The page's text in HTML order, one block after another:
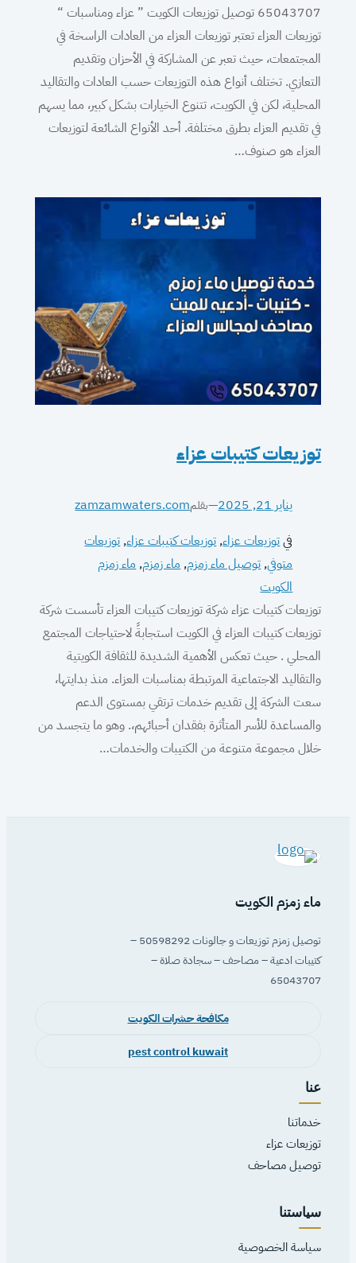
65043707 توصيل توزيعات الكويت ” عزاء ومناسبات “
توزيعات العزاء تعتبر توزيعات العزاء من العادات الراسخة في
المجتمعات، حيث تعبر عن المشاركة في الأحزان وتقديم
التعازي. تختلف أنواع هذه التوزيعات حسب العادات والتقاليد
المحلية، لكن في الكويت، تتنوع الخيارات بشكل كبير، مما يسهم
في تقديم العزاء بطرق مختلفة. أحد الأنواع الشائعة لتوزيعات
العزاء هو صنوف…
توزيعات كتيبات عزاء
يناير 21, 2025 —بقلمzamzamwaters.com
فيتوزيعات عزاء, توزيعات كتيبات عزاء, توزيعات
متوفي, توصيل ماء زمزم, ماء زمزم, ماء زمزم
الكويت
توزيعات كتيبات عزاء شركة توزيعات كتيبات العزاء تأسست شركة
توزيعات كتيبات العزاء في الكويت استجابةً لاحتياجات المجتمع
المحلي . حيث تعكس الأهمية الشديدة للثقافة الكويتية
والتقاليد الاجتماعية المرتبطة بمناسبات العزاء. منذ بدايتها،
سعت الشركة إلى تقديم خدمات ترتقي بمستوى الدعم
والمساعدة للأسر المتأثرة بفقدان أحبائهم،. وهو ما يتجسد من
خلال مجموعة متنوعة من الكتيبات والخدمات…
ماء زمزم الكويت
توصيل زمزم توزيعات و جالونات 50598292 –
كتيبات ادعية – مصاحف – سجادة صلاة –
65043707
مكافحة حشرات الكويت
pest control kuwait
عنا
خدماتنا
توزيعات عزاء
توصيل مصاحف
سياستنا
سياسة الخصوصية